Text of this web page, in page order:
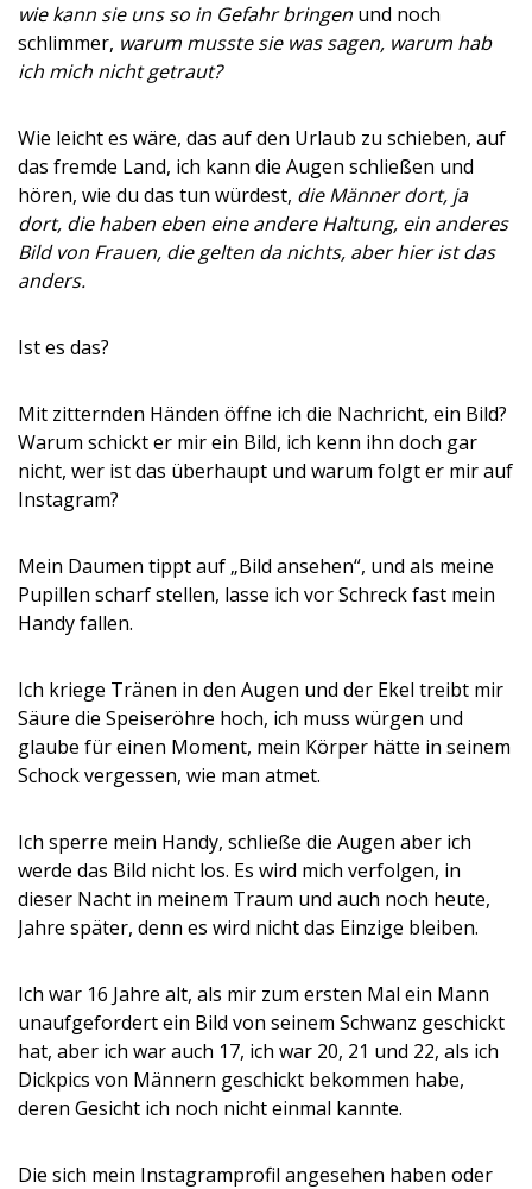
wie kann sie uns so in Gefahr bringen und noch
schlimmer, warum musste sie was sagen, warum hab
ich mich nicht getraut?
Wie leicht es wäre, das auf den Urlaub zu schieben, auf
das fremde Land, ich kann die Augen schließen und
hören, wie du das tun würdest, die Männer dort, ja
dort, die haben eben eine andere Haltung, ein anderes
Bild von Frauen, die gelten da nichts, aber hier ist das
anders.
Ist es das?
Mit zitternden Händen öffne ich die Nachricht, ein Bild?
Warum schickt er mir ein Bild, ich kenn ihn doch gar
nicht, wer ist das überhaupt und warum folgt er mir auf
Instagram?
Mein Daumen tippt auf „Bild ansehen“, und als meine
Pupillen scharf stellen, lasse ich vor Schreck fast mein
Handy fallen.
Ich kriege Tränen in den Augen und der Ekel treibt mir
Säure die Speiseröhre hoch, ich muss würgen und
glaube für einen Moment, mein Körper hätte in seinem
Schock vergessen, wie man atmet.
Ich sperre mein Handy, schließe die Augen aber ich
werde das Bild nicht los. Es wird mich verfolgen, in
dieser Nacht in meinem Traum und auch noch heute,
Jahre später, denn es wird nicht das Einzige bleiben.
Ich war 16 Jahre alt, als mir zum ersten Mal ein Mann
unaufgefordert ein Bild von seinem Schwanz geschickt
hat, aber ich war auch 17, ich war 20, 21 und 22, als ich
Dickpics von Männern geschickt bekommen habe,
deren Gesicht ich noch nicht einmal kannte.
Die sich mein Instagramprofil angesehen haben oder